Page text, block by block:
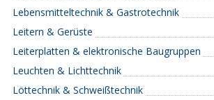
Lebensmitteltechnik & Gastrotechnik
Leitern & Gerüste
Leiterplatten & elektronische Baugruppen
Leuchten & Lichttechnik
Löttechnik & Schweißtechnik